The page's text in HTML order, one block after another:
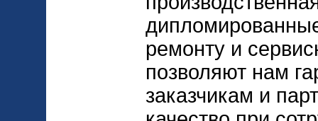
ремонту и
позволяют нам
заказчикам и